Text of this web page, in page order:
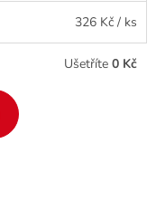
326 Kč / ks
Ušetříte 0 Kč